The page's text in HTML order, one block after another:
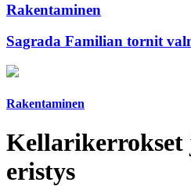
Rakentaminen
Sagrada Familian tornit
Rakentaminen
Kellarikerrokset
eristys